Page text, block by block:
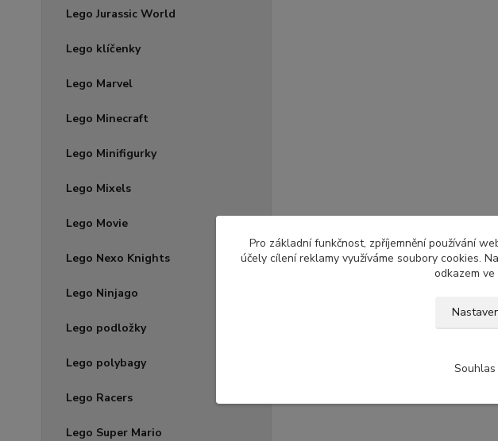
Lego Jurassic World
Lego klíčenky
Lego Marvel
Lego Minecraft
Lego Minifigurky
Lego Mixels
Lego Movie
Lego Nexo Knights
Lego Ninjago
Lego podložky
Lego polybagy
Lego Racers
Lego Super Mario
Pro základní funkčnost, zpříjemnění používání
účely cílení reklamy využíváme soubory cookies.
odkazem